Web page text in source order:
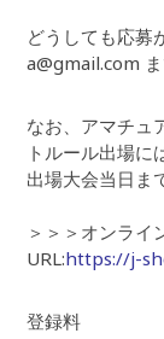
どうしても応
a@gmail.com
なお、アマチュ
トルール出場に
出場大会当日ま
＞＞＞オンライ
URL:https://j-
登録料